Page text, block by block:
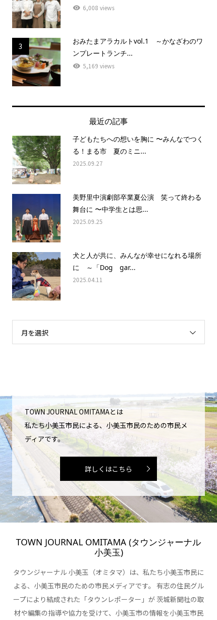
6,008 views
3
おみたまアラカルトvol.1 ～かなざわのワ
ンプレートランチ...
5,169 views
最近の記事
子どもたちへの想いを胸に 〜みんなでつく
る！まる市 夏のミニ...
2025.09.27
美野里中演劇部卒業夏公演 笑って終わる
舞台に 〜中学生とは思...
2025.09.25
犬と人が共に、みんなが幸せになれる場所
に ～「Dog gar...
2025.04.11
月を選択
TOWN JOURNAL OMITAMAとは
私たち小美玉市民による、小美玉市民のための市民メ
ディアです。
詳しくはこちら
TOWN JOURNAL OMITAMA (タウンジャーナル
小美玉)
タウンジャーナル 小美玉（オミタマ）は、私たち小美玉市民に
よる、小美玉市民のための市民メディアです。 有志の住民グル
ープにより結成された「タウンレポーター」が 茨城新聞社の取
材や編集の指導や協力を受けて、小美玉市の情報を小美玉市民